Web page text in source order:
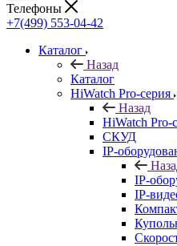
Телефоны
+7(499) 553-04-42
Каталог
Назад
Каталог
HiWatch Pro-серия
Назад
HiWatch Pro-
CКУД
IP-
IP-
IP-